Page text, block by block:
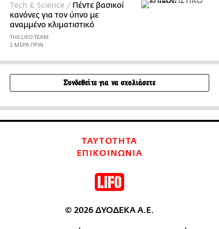
Τech & Science / Πέντε βασικοί
κανόνες για τον ύπνο με
αναμμένο κλιματιστικό
THE LIFO TEAM
1 ΜΕΡΑ ΠΡΙΝ
Συνδεθείτε για να σχολιάσετε
ΤΑΥΤΟΤΗΤΑ
ΕΠΙΚΟΙΝΩΝΙΑ
© 2026 ΔΥΟΔΕΚΑ Α.Ε.